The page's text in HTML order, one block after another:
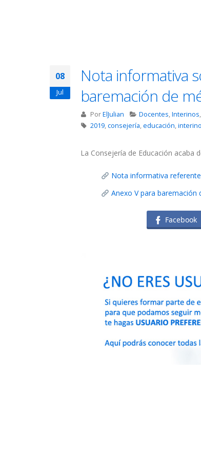
08
Jul
Nota informativa
baremación de
PorElJulian Docentes,Interinos
2019,consejería,educación,interino
La Consejería de Educación acaba
Nota informativa
Anexo V para
Facebook